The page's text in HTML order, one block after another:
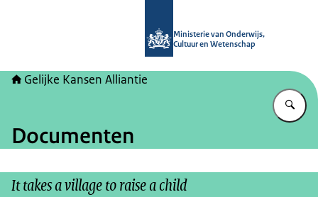
Ministerie van Onderwijs,
Cultuur en Wetenschap
Gelijke Kansen Alliantie
Documenten
It takes a village to raise a child